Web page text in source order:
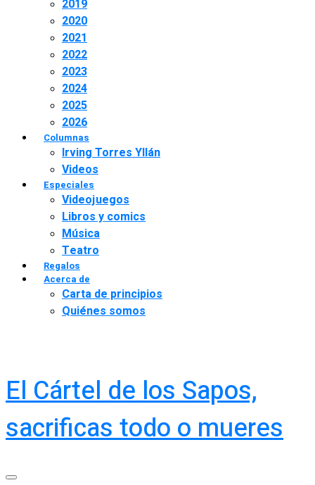
2019
2020
2021
2022
2023
2024
2025
2026
Columnas
Irving Torres Yllán
Videos
Especiales
Videojuegos
Libros y comics
Música
Teatro
Regalos
Acerca de
Carta de principios
Quiénes somos
El Cártel de los Sapos,
sacrificas todo o mueres